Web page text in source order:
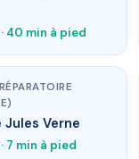
40 min à pied
Jules Verne
7 min à pied